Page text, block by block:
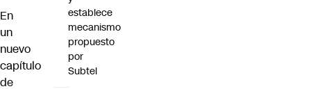
En
un
nuevo
capítulo
de
establece
mecanismo
propuesto
por
Subtel